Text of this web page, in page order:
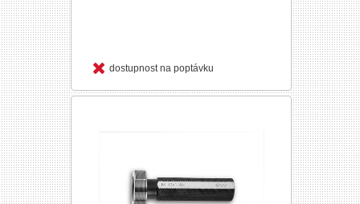
dostupnost na poptávku